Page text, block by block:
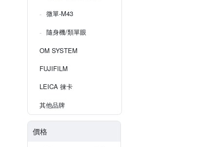
微單-M43
隨身機/類單眼
OM SYSTEM
FUJIFILM
LEICA 徠卡
其他品牌
價格